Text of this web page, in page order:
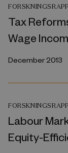
Tax
Wage
December 2013
Labour
Equity-